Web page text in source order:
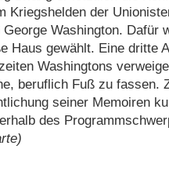
Kriegshelden der
Washington. Dafür
Haus gewählt. Eine dritte
Washingtons
beruflich Fuß zu fassen.
seiner Memoiren
des